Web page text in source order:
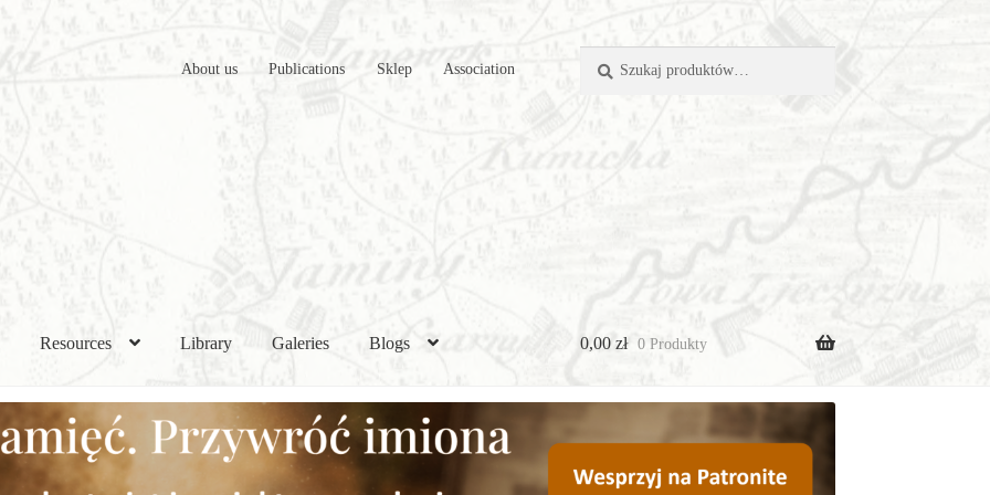
About us Publications Sklep Association
Resources Library Galeries Blogs 0,00 zł 0 Produkty